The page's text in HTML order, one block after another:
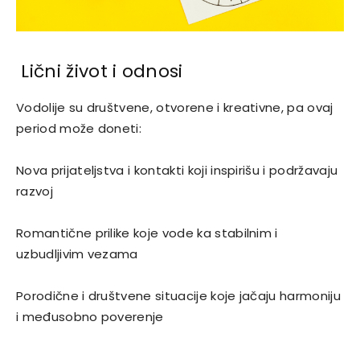
Lični život i odnosi
Vodolije su društvene, otvorene i kreativne, pa ovaj
period može doneti:
Nova prijateljstva i kontakti koji inspirišu i podržavaju
razvoj
Romantične prilike koje vode ka stabilnim i
uzbudljivim vezama
Porodične i društvene situacije koje jačaju harmoniju
i međusobno poverenje